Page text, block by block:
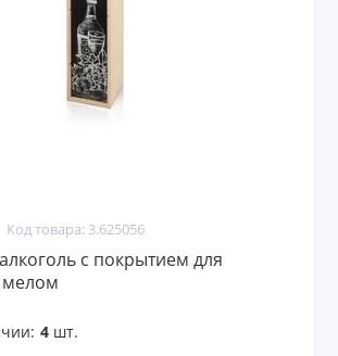
Код товара: 3.625056
с покрытием для
мелом
4шт.